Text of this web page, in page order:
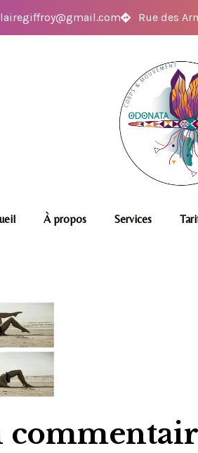
Rue des
À propos Services